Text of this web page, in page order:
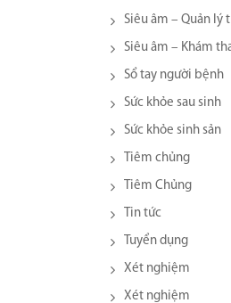
Siêu âm – Quản lý
Siêu âm – Khám
Sổ tay người bệnh
Sức khỏe sau sinh
Sức khỏe sinh sản
Tiêm chủng
Tiêm Chủng
Tin tức
Tuyển dụng
Xét nghiệm
Xét nghiệm